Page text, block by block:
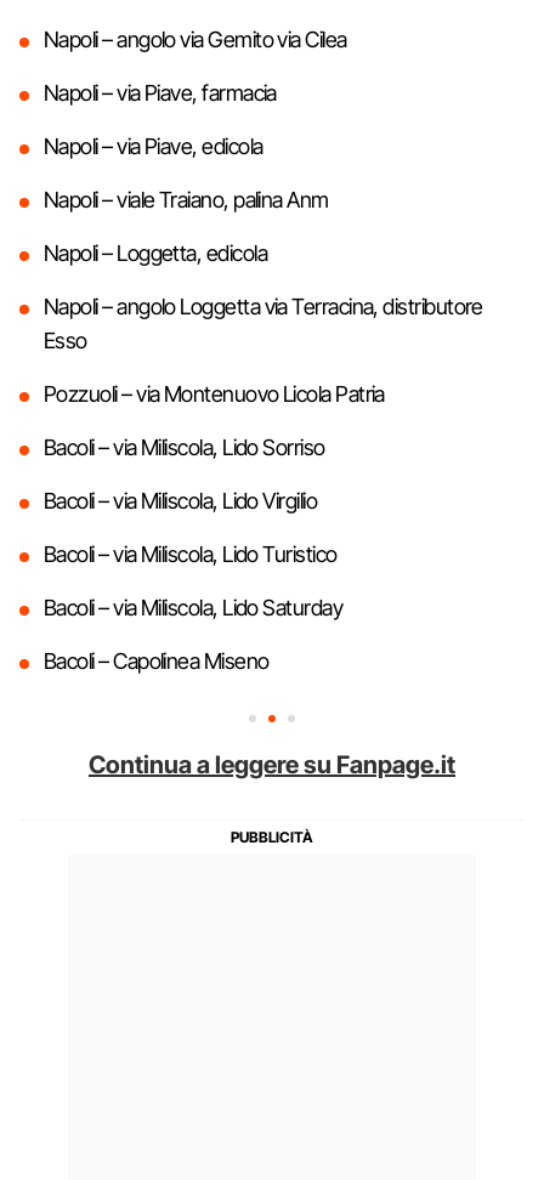
Napoli – angolo via Gemito via Cilea
Napoli – via Piave, farmacia
Napoli – via Piave, edicola
Napoli – viale Traiano, palina Anm
Napoli – Loggetta, edicola
Napoli – angolo Loggetta via Terracina, distributore
Esso
Pozzuoli – via Montenuovo Licola Patria
Bacoli – via Miliscola, Lido Sorriso
Bacoli – via Miliscola, Lido Virgilio
Bacoli – via Miliscola, Lido Turistico
Bacoli – via Miliscola, Lido Saturday
Bacoli – Capolinea Miseno
Continua a leggere su Fanpage.it